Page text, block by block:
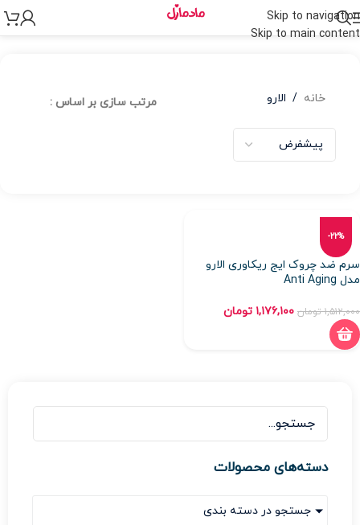
Skip to navigation
Skip to main content
دسته‌های محصولات
جستجو در دسته بندی
خانه / الارو مرتب سازی بر اساس :
-22%
سرم ضد چروک ایج ریکاوری الارو
مدل Anti Aging
۱,۵۱۲,۰۰۰ تومان ۱,۱۷۶,۱۰۰ تومان